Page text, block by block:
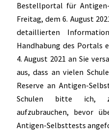
Bestellportal für
Freitag, dem 6. August
detaillierten
Handhabung des Portals
4. August 2021 an Sie
aus, dass an vielen
Reserve an Antigen-
Schulen bitte ich,
aufzubrauchen, bevor
Antigen-Selbsttests